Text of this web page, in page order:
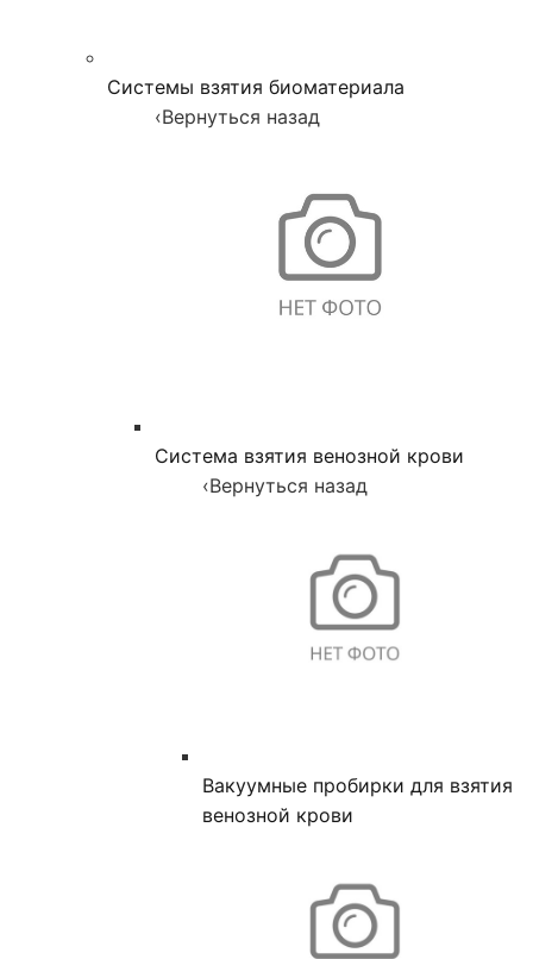
Системы взятия биоматериала
‹Вернуться назад
Система взятия венозной крови
‹Вернуться назад
Вакуумные пробирки для взятия
венозной крови